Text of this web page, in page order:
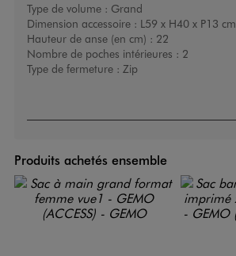
Type de volume : Grand
Dimension accessoire : L59 x H40 x P13 cm
Hauteur de anse (en cm) : 22
Nombre de poches intérieures : 2
Type de fermeture : Zip
Produits achetés ensemble